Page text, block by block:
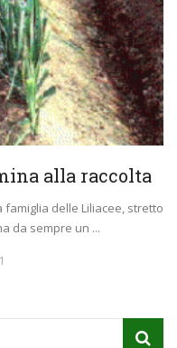
alla raccolta
delle Liliacee, stretto
da sempre un ...